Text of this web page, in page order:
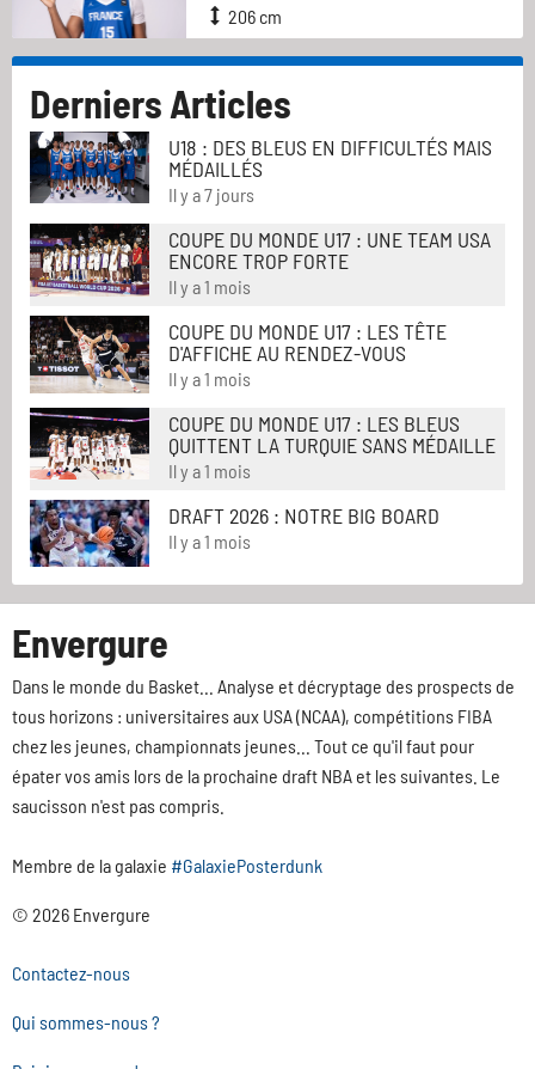
206 cm
Derniers Articles
U18 : DES BLEUS EN DIFFICULTÉS MAIS
MÉDAILLÉS
Il y a 7 jours
COUPE DU MONDE U17 : UNE TEAM USA
ENCORE TROP FORTE
Il y a 1 mois
COUPE DU MONDE U17 : LES TÊTE
D'AFFICHE AU RENDEZ-VOUS
Il y a 1 mois
COUPE DU MONDE U17 : LES BLEUS
QUITTENT LA TURQUIE SANS MÉDAILLE
Il y a 1 mois
DRAFT 2026 : NOTRE BIG BOARD
Il y a 1 mois
Envergure
Dans le monde du Basket... Analyse et décryptage des prospects de
tous horizons : universitaires aux USA (NCAA), compétitions FIBA
chez les jeunes, championnats jeunes... Tout ce qu'il faut pour
épater vos amis lors de la prochaine draft NBA et les suivantes. Le
saucisson n'est pas compris.
Membre de la galaxie #GalaxiePosterdunk
© 2026 Envergure
Contactez-nous
Qui sommes-nous ?